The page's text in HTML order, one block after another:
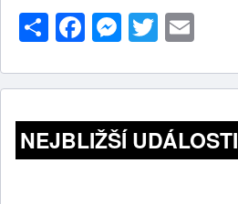
S
h
ar
e
F
a
c
e
b
o
M
e
ss
e
n
g
T
wi
tt
er
ail
NEJBLIŽŠÍ UDÁLOSTI